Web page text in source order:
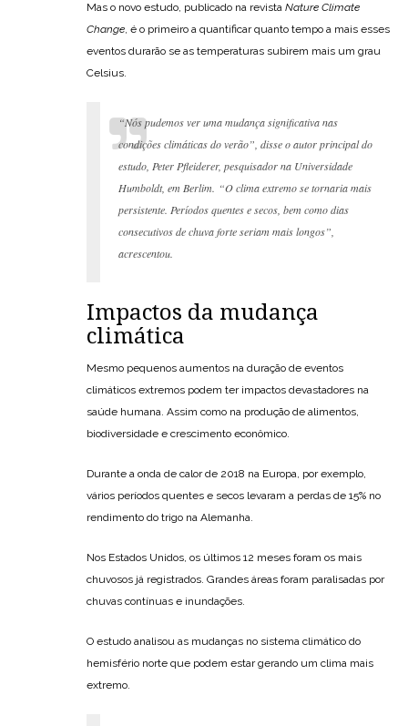
Mas o novo estudo, publicado na revista Nature Climate
Change, é o primeiro a quantificar quanto tempo a mais esses
eventos durarão se as temperaturas subirem mais um grau
Celsius.
“Nós pudemos ver uma mudança significativa nas
condições climáticas do verão”, disse o autor principal do
estudo, Peter Pfleiderer, pesquisador na Universidade
Humboldt, em Berlim. “O clima extremo se tornaria mais
persistente. Períodos quentes e secos, bem como dias
consecutivos de chuva forte seriam mais longos”,
acrescentou.
Impactos da mudança
climática
Mesmo pequenos aumentos na duração de eventos
climáticos extremos podem ter impactos devastadores na
saúde humana. Assim como na produção de alimentos,
biodiversidade e crescimento econômico.
Durante a onda de calor de 2018 na Europa, por exemplo,
vários períodos quentes e secos levaram a perdas de 15% no
rendimento do trigo na Alemanha.
Nos Estados Unidos, os últimos 12 meses foram os mais
chuvosos já registrados. Grandes áreas foram paralisadas por
chuvas contínuas e inundações.
O estudo analisou as mudanças no sistema climático do
hemisfério norte que podem estar gerando um clima mais
extremo.